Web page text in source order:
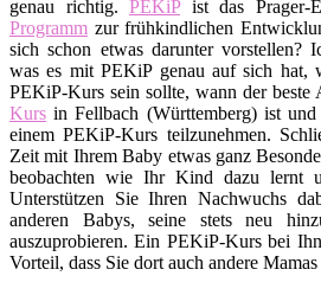
genau richtig. PEKiPist das Prager-
Programm zur frühkindlichen
sich schon etwas darunter vorstellen?
was es mit PEKiP genau auf sich
PEKiP-Kurs sein sollte, wann der beste
Kurs in Fellbach (Württemberg) ist
einem PEKiP-Kurs teilzunehmen.
Zeit mit Ihrem Baby etwas ganz
beobachten wie Ihr Kind dazu lernt
Unterstützen Sie Ihren Nachwuchs
anderen Babys, seine stets neu
auszuprobieren. Ein PEKiP-Kurs bei
Vorteil, dass Sie dort auch andere